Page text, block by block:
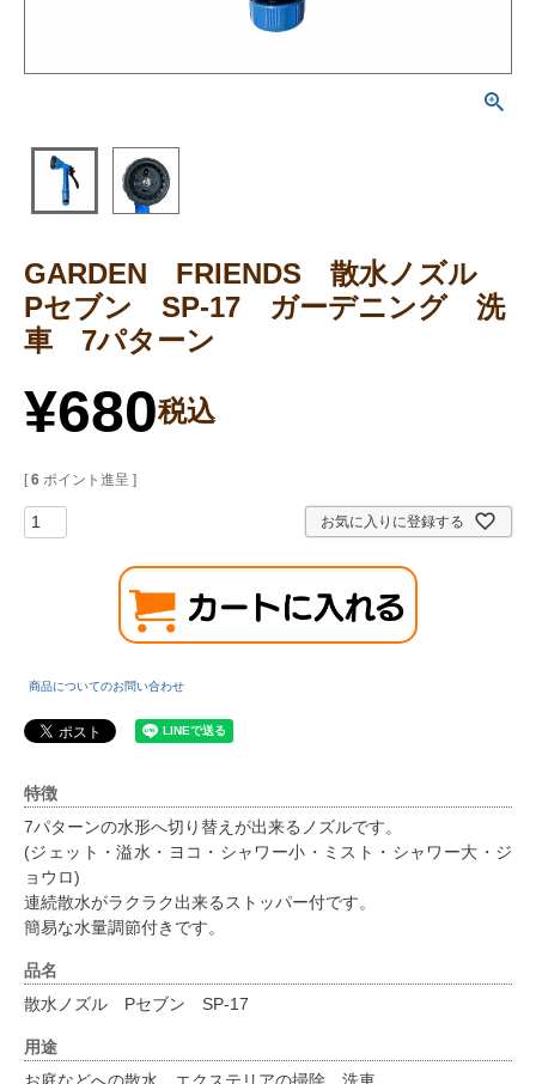
GARDEN FRIENDS 散水ノズル
Pセブン SP-17 ガーデニング 洗
車 7パターン
¥680税込
[ 6 ポイント進呈 ]
お気に入りに登録する
商品についてのお問い合わせ
特徴
7パターンの水形へ切り替えが出来るノズルです。
(ジェット・溢水・ヨコ・シャワー小・ミスト・シャワー大・ジ
ョウロ)
連続散水がラクラク出来るストッパー付です。
簡易な水量調節付きです。
品名
散水ノズル Pセブン SP-17
用途